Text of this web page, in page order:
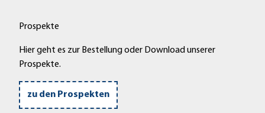
Prospekte
Hier geht es zur Bestellung oder Download unserer
Prospekte.
zu den Prospekten